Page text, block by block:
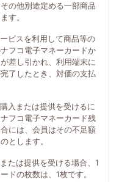
の他別途定める一部商品
す。
ビスを利用して商品等の
フコ電子マネーカードか
差し引かれ、利用端末に
了したとき、対価の支払
入または提供を受けるに
フコ電子マネーカード残
には、会員はその不足額
とします。
たは提供を受ける場合、1
ドの枚数は、1枚です。